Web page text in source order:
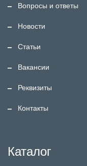
Вопросы и ответы
Новости
Статьи
Вакансии
Реквизиты
Контакты
Каталог